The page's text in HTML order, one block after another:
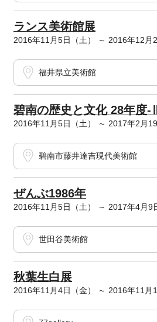
ランス美術館展
2016年11月5日（土） ～ 2016年12月
福井県立美術館
碧南の歴史と文化 28年度-
2016年11月5日（土） ～ 2017年2月19
碧南市藤井達吉現代美術館
ぜんぶ1986年
2016年11月5日（土） ～ 2017年4月9
世田谷美術館
秋葉生白展
2016年11月4日（金） ～ 2016年11月